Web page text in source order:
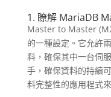
1. 瞭解 MariaDB
Master to Master
的一種設定。它允許
料，確保其中一台伺
手，確保資料的持續
料完整性的應用程式